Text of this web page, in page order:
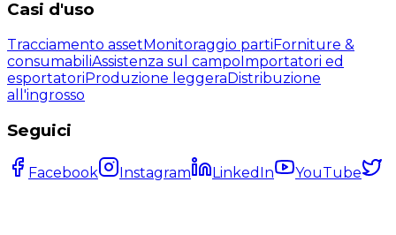
Casi d'uso
Tracciamento assetMonitoraggio partiForniture &
consumabiliAssistenza sul campoImportatori ed
esportatoriProduzione leggeraDistribuzione
all'ingrosso
Seguici
Facebook Instagram LinkedIn YouTube